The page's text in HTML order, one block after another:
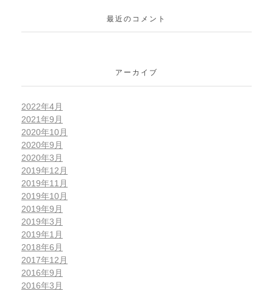
最近のコメント
アーカイブ
2022年4月
2021年9月
2020年10月
2020年9月
2020年3月
2019年12月
2019年11月
2019年10月
2019年9月
2019年3月
2019年1月
2018年6月
2017年12月
2016年9月
2016年3月